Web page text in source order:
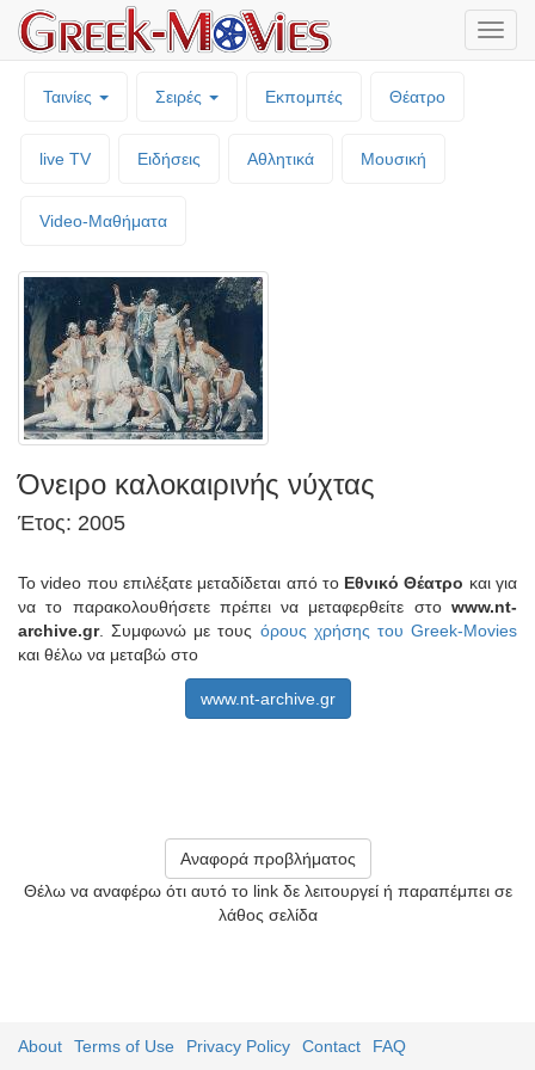
Ταινίες Σειρές Εκπομπές Θέατρο
live TV Ειδήσεις Αθλητικά Μουσική
Video-Mαθήματα
Όνειρο καλοκαιρινής νύχτας
Έτος: 2005
Το video που επιλέξατε μεταδίδεται από το Εθνικό Θέατρο και για
να το παρακολουθήσετε πρέπει να μεταφερθείτε στο www.nt-
archive.gr. Συμφωνώ με τους όρους χρήσης του Greek-Movies
και θέλω να μεταβώ στο
www.nt-archive.gr
Αναφορά προβλήματος
Θέλω να αναφέρω ότι αυτό το link δε λειτουργεί ή παραπέμπει σε
λάθος σελίδα
About Terms of Use Privacy Policy Contact FAQ